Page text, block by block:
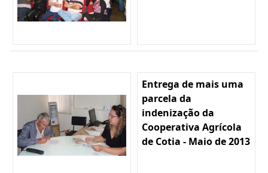
Entrega de mais uma
parcela da
indenização da
Cooperativa Agrícola
de Cotia - Maio de 2013